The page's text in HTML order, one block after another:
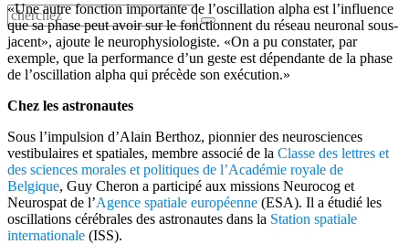
«Une autre fonction importante de l’oscillation alpha est l’influence
que sa phase peut avoir sur le fonctionnent du réseau neuronal sous-
jacent», ajoute le neurophysiologiste. «On a pu constater, par
exemple, que la performance d’un geste est dépendante de la phase
de l’oscillation alpha qui précède son exécution.»
Chez les astronautes
Sous l’impulsion d’Alain Berthoz, pionnier des neurosciences
vestibulaires et spatiales, membre associé de la Classe des lettres et
des sciences morales et politiques de l’Académie royale de
Belgique, Guy Cheron a participé aux missions Neurocog et
Neurospat de l’Agence spatiale européenne (ESA). Il a étudié les
oscillations cérébrales des astronautes dans la Station spatiale
internationale (ISS).